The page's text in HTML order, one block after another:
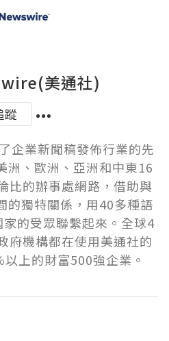
美通社)
蹤
企業新聞稿發佈行業的先
洲、歐洲、亞洲和中東16
比的辦事處網路，借助與
的獨特關係，用40多種語
的受眾聯繫起來。全球4
府機構都在使用美通社的
上的財富500強企業。